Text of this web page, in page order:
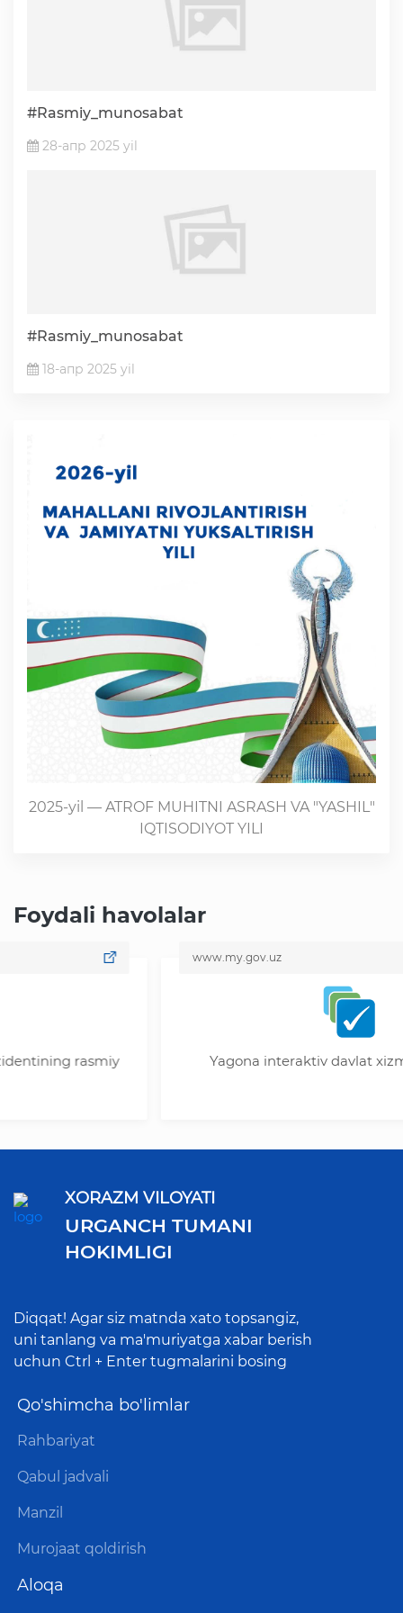
#Rasmiy_munosabat
28-апр 2025 yil
#Rasmiy_munosabat
18-апр 2025 yil
2025-yil — ATROF MUHITNI ASRASH VA "YASHIL"
IQTISODIYOT YILI
Foydali havolalar
rasmiy
www.my.gov.uz
Yagona interaktiv davlat xizmatlari
XORAZM VILOYATI
URGANCH TUMANI
HOKIMLIGI
Diqqat! Agar siz matnda xato topsangiz,
uni tanlang va ma'muriyatga xabar berish
uchun Ctrl + Enter tugmalarini bosing
Qo'shimcha bo'limlar
Rahbariyat
Qabul jadvali
Manzil
Murojaat qoldirish
Aloqa